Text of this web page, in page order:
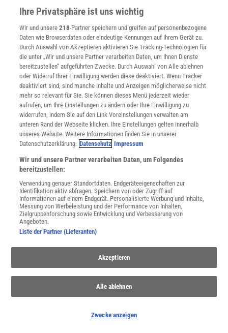
Fehler im Higgs-Feld: So fragil ist unser
Universum wirklich
Woraus unser Universum besteht, warum das heutige
Standardmodell der Teilchenphysik nicht alle Beobachtungen
erklären kann und weshalb Forschende nach neuen Theorien
suchen.
WETTEREXTREME
Klima im freien Fall
Das Klima verändert sich nicht nur – es wird auch weniger
vorhersehbar und instabiler. Darauf sind wir nicht vorbereitet,
meint der Klimaforscher Anders Levermann.
Ihre Privatsphäre ist uns wichtig
Wir und unsere218-Partner speichern und greifen auf personenbezogene
Daten wie Browserdaten oder eindeutige Kennungen auf Ihrem Gerät zu.
Durch Auswahl von Akzeptieren aktivieren Sie Tracking-Technologien für
die unter „Wir und unsere Partner verarbeiten Daten, um Ihnen Dienste
bereitzustellen“ aufgeführten Zwecke. Durch Auswahl von Alle ablehnen
oder Widerruf Ihrer Einwilligung werden diese deaktiviert. Wenn Tracker
deaktiviert sind, sind manche Inhalte und Anzeigen möglicherweise nicht
mehr so relevant für Sie. Sie können dieses Menü jederzeit wieder
aufrufen, um Ihre Einstellungen zu ändern oder Ihre Einwilligung zu
widerrufen, indem Sie auf den Link Voreinstellungen verwalten am
unteren Rand der Webseite klicken. Ihre Einstellungen gelten innerhalb
unseres Website. Weitere Informationen finden Sie in unserer
Datenschutzerklärung. Datenschutz Impressum
Wir und unsere Partner verarbeiten Daten, um Folgendes
bereitzustellen:
Verwendung genauer Standortdaten. Endgeräteeigenschaften zur
Identifikation aktiv abfragen. Speichern von oder Zugriff auf
Informationen auf einem Endgerät. Personalisierte Werbung und Inhalte,
Messung von Werbeleistung und der Performance von Inhalten,
Zielgruppenforschung sowie Entwicklung und Verbesserung von
Angeboten.
Liste der Partner (Lieferanten)
Akzeptieren
Alle ablehnen
Zwecke anzeigen